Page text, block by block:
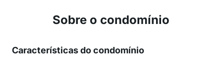
Sobre o condomínio
Características do condomínio